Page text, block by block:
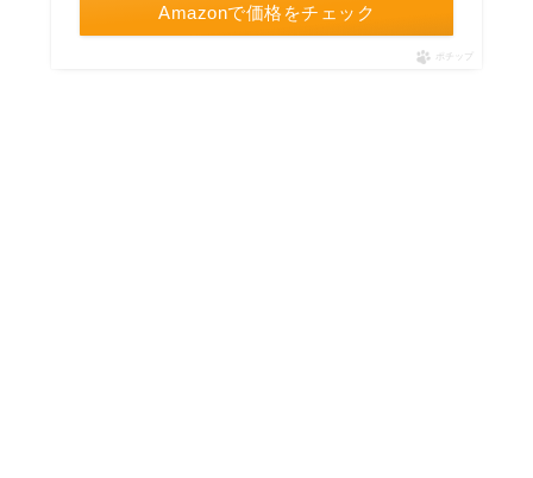
Amazonで価格をチェック
ポチップ